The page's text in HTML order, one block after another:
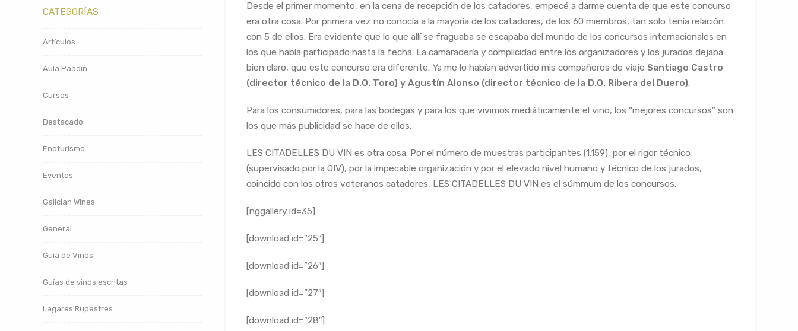
Desde el primer momento, en la cena de recepción de los catadores, empecé a darme cuenta de que este concurso
era otra cosa. Por primera vez no conocía a la mayoría de los catadores, de los 60 miembros, tan solo tenía relación
con 5 de ellos. Era evidente que lo que allí se fraguaba se escapaba del mundo de los concursos internacionales en
los que había participado hasta la fecha. La camaradería y complicidad entre los organizadores y los jurados dejaba
bien claro, que este concurso era diferente. Ya me lo habían advertido mis compañeros de viaje Santiago Castro
(director técnico de la D.O. Toro) y Agustín Alonso (director técnico de la D.O. Ribera del Duero).
Para los consumidores, para las bodegas y para los que vivimos mediáticamente el vino, los “mejores concursos” son
los que más publicidad se hace de ellos.
LES CITADELLES DU VIN es otra cosa. Por el número de muestras participantes (1.159), por el rigor técnico
(supervisado por la OIV), por la impecable organización y por el elevado nivel humano y técnico de los jurados,
coincido con los otros veteranos catadores, LES CITADELLES DU VIN es el súmmum de los concursos.
[nggallery id=35]
[download id=”25″]
[download id=”26″]
[download id=”27″]
[download id=”28″]
CATEGORÍAS
Artículos
Aula Paadín
Cursos
Destacado
Enoturismo
Eventos
Galician Wines
General
Guía de Vinos
Guías de vinos escritas
Lagares Rupestres